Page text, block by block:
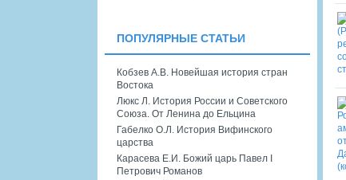
ПОПУЛЯРНЫЕ СТАТЬИ
Кобзев А.В. Новейшая история стран
Востока
Люкс Л. История России и Советского
Союза. От Ленина до Ельцина
Габелко О.Л. История Вифинского
царства
Карасева Е.И. Божий царь Павел I
Петрович Романов